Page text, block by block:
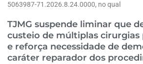
5063987-71.2026.8.24.0000, no qual
TJMG suspende liminar que
custeio de múltiplas cirurgias
e reforça necessidade de
caráter reparador dos